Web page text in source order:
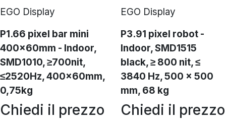
EGO Display
P1.66 pixel bar mini
400x60mm - Indoor,
SMD1010, ≥700nit,
≤2520Hz, 400x60mm,
0,75kg
Chiedi il prezzo
EGO Display
P3.91 pixel robot -
Indoor, SMD1515
black, ≥ 800 nit, ≤
3840 Hz, 500 x 500
mm, 68 kg
Chiedi il prezzo